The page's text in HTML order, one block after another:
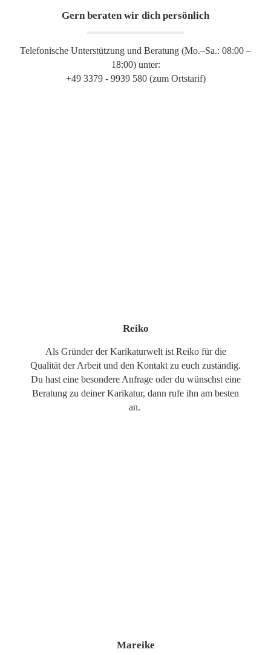
Gern beraten wir dich persönlich
Telefonische Unterstützung und Beratung (Mo.–Sa.: 08:00 –
18:00) unter:
+49 3379 - 9939 580 (zum Ortstarif)
Reiko
Als Gründer der Karikaturwelt ist Reiko für die
Qualität der Arbeit und den Kontakt zu euch zuständig.
Du hast eine besondere Anfrage oder du wünschst eine
Beratung zu deiner Karikatur, dann rufe ihn am besten
an.
Mareike